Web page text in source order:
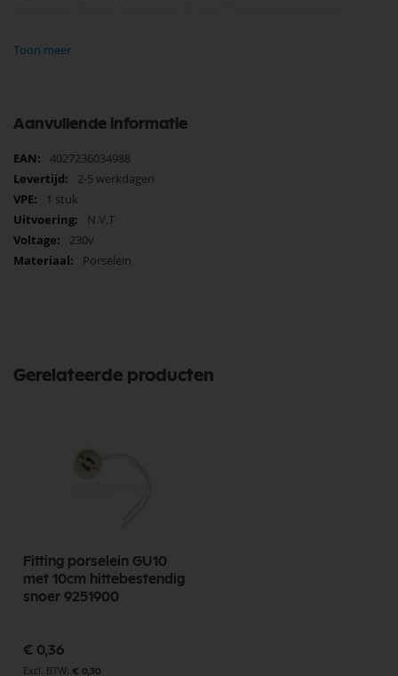
toepassingen. Bij Selectra Hengelo vindt u een uitgebreid assortiment,
Toon meer
Aanvullende informatie
Meer
informatie
4027236034988
2-5 werkdagen
1 stuk
N.V.T
230v
Porselein
Gerelateerde producten
Fitting porselein GU10
met 10cm hittebestendig
snoer 9251900
€ 0,36
€ 0,30